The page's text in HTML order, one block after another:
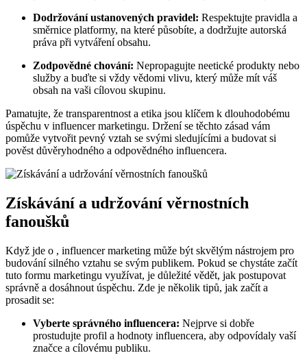
Dodržování ustanovených pravidel: Respektujte pravidla a
směrnice platformy, na které působíte, a dodržujte autorská
práva při vytváření obsahu.
Zodpovědné chování: Nepropagujte neetické produkty nebo
služby a buďte si vždy vědomi vlivu, který může mít váš
obsah na vaši cílovou skupinu.
Pamatujte, že transparentnost a etika jsou klíčem k dlouhodobému
úspěchu v influencer marketingu. Držení se těchto zásad vám
pomůže vytvořit pevný vztah se svými sledujícími a budovat si
pověst důvěryhodného a odpovědného influencera.
Získávání a udržování věrnostních
fanoušků
Když jde o , influencer marketing může být skvělým nástrojem pro
budování silného vztahu se svým publikem. Pokud se chystáte začít
tuto formu marketingu využívat, je důležité vědět, jak postupovat
správně a dosáhnout úspěchu. Zde je několik tipů, jak začít a
prosadit se:
Vyberte správného influencera: Nejprve si dobře
prostudujte profil a hodnoty influencera, aby odpovídaly vaší
značce a cílovému publiku.